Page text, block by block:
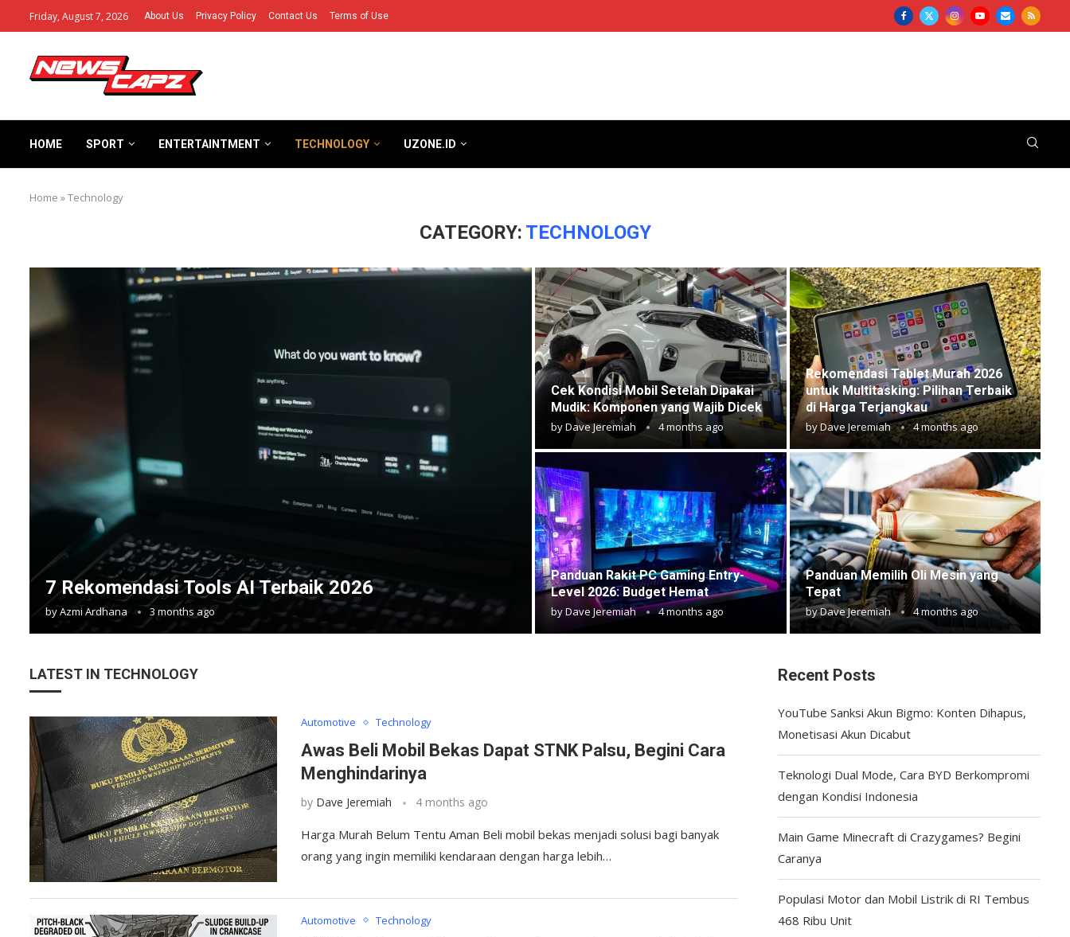
Friday, August 7, 2026 About Us Privacy Policy Contact Us Terms of Use
HOME SPORT ENTERTAINTMENT TECHNOLOGY UZONE.ID
Home »Technology
CATEGORY: TECHNOLOGY
7 Rekomendasi Tools AI Terbaik 2026
byAzmi Ardhana 3 months ago
Cek Kondisi Mobil Setelah Dipakai
Mudik: Komponen yang Wajib Dicek
byDave Jeremiah 4 months ago
Rekomendasi Tablet Murah 2026
untuk Multitasking: Pilihan Terbaik
di Harga Terjangkau
byDave Jeremiah 4 months ago
Panduan Rakit PC Gaming Entry-
Level 2026: Budget Hemat
byDave Jeremiah 4 months ago
Panduan Memilih Oli Mesin yang
Tepat
byDave Jeremiah 4 months ago
LATEST IN TECHNOLOGY
Automotive Technology
Awas Beli Mobil Bekas Dapat STNK Palsu, Begini Cara
Menghindarinya
by Dave Jeremiah 4 months ago
Harga Murah Belum Tentu Aman Beli mobil bekas menjadi solusi bagi banyak
orang yang ingin memiliki kendaraan dengan harga lebih…
Automotive Technology
Recent Posts
YouTube Sanksi Akun Bigmo: Konten Dihapus,
Monetisasi Akun Dicabut
Teknologi Dual Mode, Cara BYD Berkompromi
dengan Kondisi Indonesia
Main Game Minecraft di Crazygames? Begini
Caranya
Populasi Motor dan Mobil Listrik di RI Tembus
468 Ribu Unit